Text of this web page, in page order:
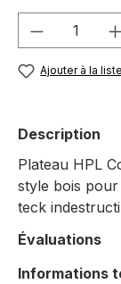
Quantité
Ajouter à la
Description
Plateau HPL
style bois pour
teck
Évaluations
Informations